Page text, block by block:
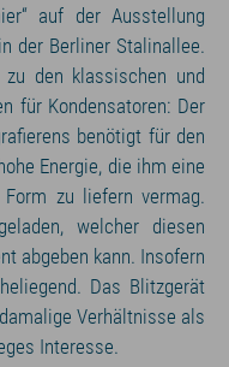
auf der Ausstellung
der Berliner Stalinallee.
den klassischen und
für Kondensatoren: Der
benötigt für den
Energie, die ihm eine
zu liefern vermag.
welcher diesen
abgeben kann. Insofern
Das Blitzgerät
Verhältnisse als
Interesse.